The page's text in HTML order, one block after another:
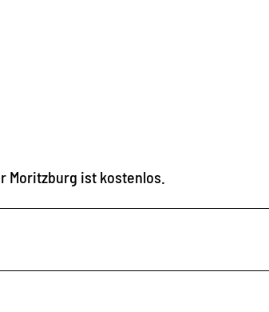
Moritzburg ist kostenlos.